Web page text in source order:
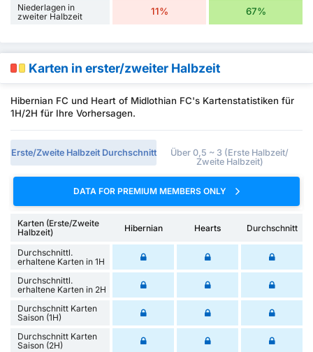
Niederlagen in
zweiter Halbzeit
11% 67%
Karten in erster/zweiter Halbzeit
Hibernian FC und Heart of Midlothian FC's Kartenstatistiken für
1H/2H für Ihre Vorhersagen.
Erste/Zweite Halbzeit Durchschnitt
Über 0,5 ~ 3 (Erste Halbzeit/
Zweite Halbzeit)
DATA FOR PREMIUM MEMBERS ONLY
Karten (Erste/Zweite
Halbzeit)
Hibernian Hearts Durchschnitt
Durchschnittl.
erhaltene Karten in 1H
Durchschnittl.
erhaltene Karten in 2H
Durchschnitt Karten
Saison (1H)
Durchschnitt Karten
Saison (2H)